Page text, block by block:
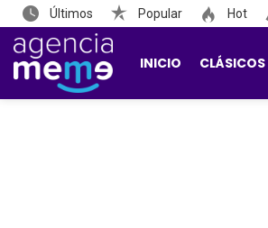
Últimos Popular Hot
INICIO CLÁSICOS